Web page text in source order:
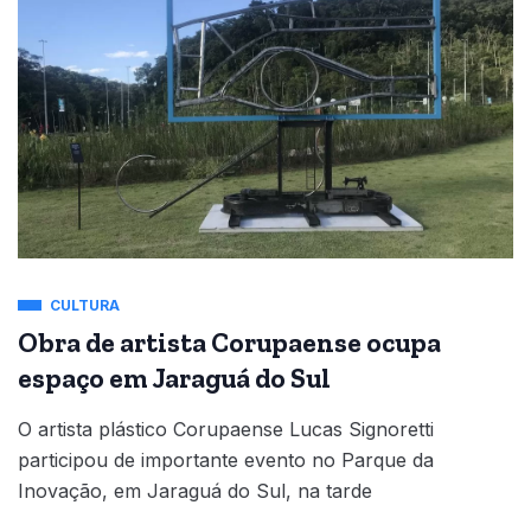
CULTURA
Obra de artista Corupaense ocupa
espaço em Jaraguá do Sul
O artista plástico Corupaense Lucas Signoretti
participou de importante evento no Parque da
Inovação, em Jaraguá do Sul, na tarde